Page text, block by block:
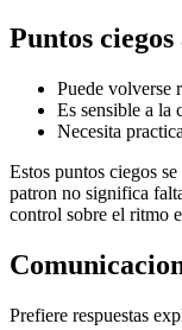
Puntos
Puede volverse
Es sensible a la
Necesita
Estos puntos ciegos
patron no significa
control sobre el ritmo
Prefiere respuestas